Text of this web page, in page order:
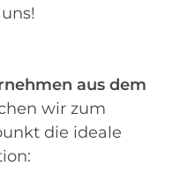
aus dem
wir zum
die ideale